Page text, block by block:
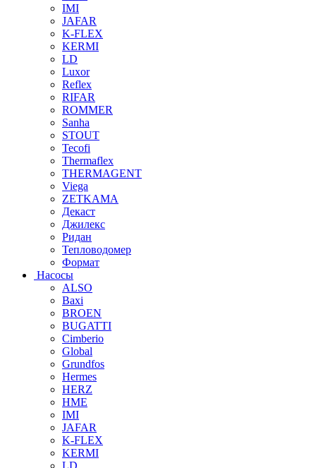
IMI
JAFAR
K-FLEX
KERMI
LD
Luxor
Reflex
RIFAR
ROMMER
Sanha
STOUT
Tecofi
Thermaflex
THERMAGENT
Viega
ZETKAMA
Декаст
Джилекс
Ридан
Тепловодомер
Формат
Насосы
ALSO
Baxi
BROEN
BUGATTI
Cimberio
Global
Grundfos
Hermes
HERZ
HME
IMI
JAFAR
K-FLEX
KERMI
LD